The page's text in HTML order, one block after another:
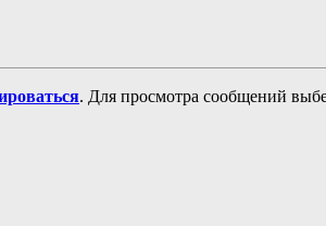
. Для просмотра сообщений